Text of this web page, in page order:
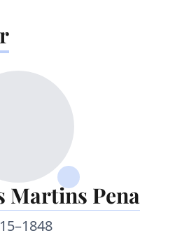
Martins Pena